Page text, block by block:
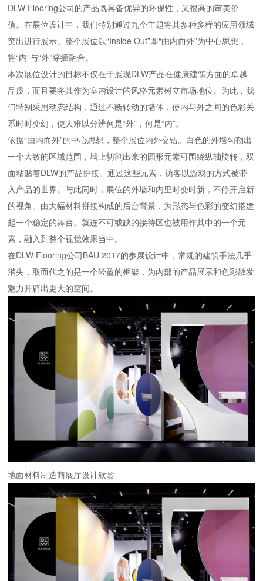
DLW Flooring公司的产品既具备优异的环保性，又很高的审美价
值。在展位设计中，我们特别通过九个主题将其多种多样的应用领域
突出进行展示。整个展位以“Inside Out”即“由内而外”为中心思想，
将“内”与“外”穿插融合。
本次展位设计的目标不仅在于展现DLW产品在健康建筑方面的卓越
品质，而且要将其作为室内设计的风格元素树立市场地位。为此，我
们特别采用动态结构，通过不断转动的墙体，使内与外之间的色彩关
系时时变幻，使人难以分辨何是“外”，何是“内”。
依据“由内而外”的中心思想，整个展位内外交错。白色的外墙勾勒出
一个大致的区域范围，墙上切割出来的圆形元素可围绕纵轴旋转，双
面粘贴着DLW的产品拼接。通过这些元素，访客以游戏的方式被带
入产品的世界。与此同时，展位的外墙和内里时变时新，不停开启新
的视角。由大幅材料拼接构成的后台背景，为形态与色彩的变幻搭建
起一个稳定的舞台。就连不可或缺的接待区也被用作其中的一个元
素，融入到整个视觉效果当中。
在DLW Flooring公司BAU 2017的参展设计中，常规的建筑手法几乎
消失，取而代之的是一个轻盈的框架，为内部的产品展示和色彩散发
魅力开辟出更大的空间。
地面材料制造商展厅设计欣赏